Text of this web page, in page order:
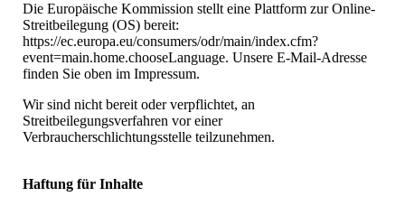
Die Europäische Kommission stellt eine Plattform zur Online-
Streitbeilegung (OS) bereit:
https://ec.europa.eu/consumers/odr/main/index.cfm?
event=main.home.chooseLanguage. Unsere E-Mail-Adresse
finden Sie oben im Impressum.
Wir sind nicht bereit oder verpflichtet, an
Streitbeilegungsverfahren vor einer
Verbraucherschlichtungsstelle teilzunehmen.​
Haftung für Inhalte